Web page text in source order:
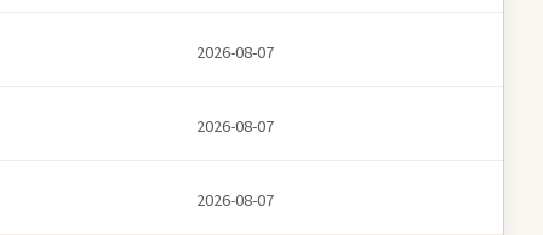
2026-08-07
2026-08-07
2026-08-07